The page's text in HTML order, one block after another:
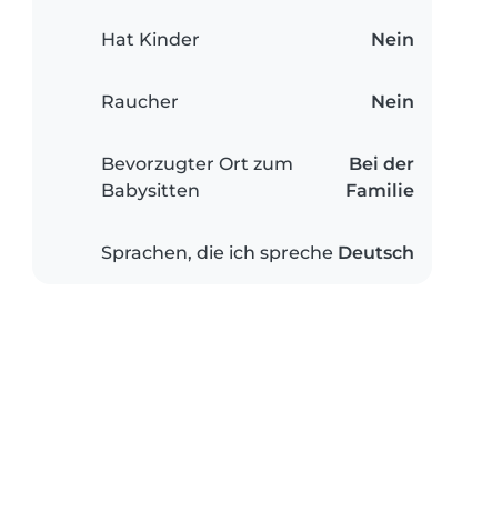
Hat Kinder Nein
Raucher Nein
Bevorzugter Ort zum
Babysitten
Bei der
Familie
Sprachen, die ich spreche Deutsch